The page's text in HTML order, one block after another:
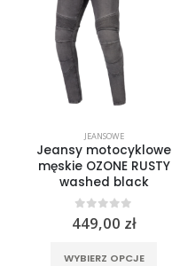
JEANSOWE
Jeansy motocyklowe
męskie OZONE RUSTY
washed black
0 out of 5
449,00 zł
WYBIERZ OPCJE